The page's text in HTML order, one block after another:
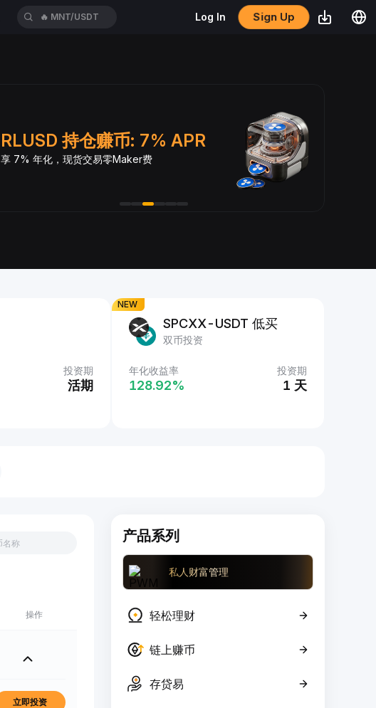
🔥 SOL/USDT Log In Sign Up
RLUSD 持仓赚币: 7% APR
享 7% 年化，现货交易零Maker费
投资期
活期
NEW
SPCXX-USDT 低买
双币投资
年化收益率 投资期
128.92‎% 1 天
操作
立即投资
产品系列
私人财富管理
轻松理财
链上赚币
存贷易